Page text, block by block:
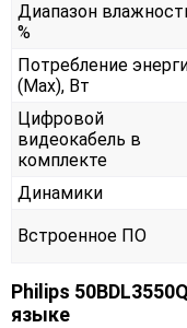
Диапазон
%
Потребление
(Max), Вт
Цифровой
видеокабель в
комплекте
Динамики
Встроенное ПО
Philips
языке